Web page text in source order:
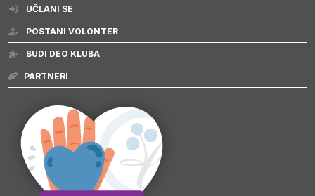
UČLANI SE
POSTANI VOLONTER
BUDI DEO KLUBA
PARTNERI